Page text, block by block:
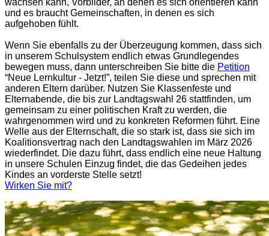
wachsen kann, Vorbilder, an denen es sich orientieren kann
und es braucht Gemeinschaften, in denen es sich
aufgehoben fühlt.
Wenn Sie ebenfalls zu der Überzeugung kommen, dass sich
in unserem Schulsystem endlich etwas Grundlegendes
bewegen muss, dann unterschreiben Sie bitte die Petition
“Neue Lernkultur - Jetzt!”, teilen Sie diese und sprechen mit
anderen Eltern darüber. Nutzen Sie Klassenfeste und
Elternabende, die bis zur Landtagswahl 26 stattfinden, um
gemeinsam zu einer politischen Kraft zu werden, die
wahrgenommen wird und zu konkreten Reformen führt. Eine
Welle aus der Elternschaft, die so stark ist, dass sie sich im
Koalitionsvertrag nach den Landtagswahlen im März 2026
wiederfindet. Die dazu führt, dass endlich eine neue Haltung
in unsere Schulen Einzug findet, die das Gedeihen jedes
Kindes an vorderste Stelle setzt!
Wirken Sie mit?